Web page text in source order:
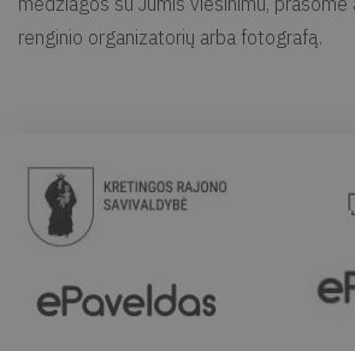
renginio organizatorių arba fotografą.